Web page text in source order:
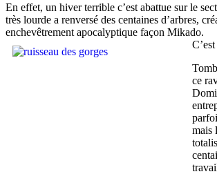
En effet, un hiver terrible c’est abattue sur le
très lourde a renversé des centaines d’arbres,
enchevêtrement apocalyptique façon Mikado.
ce
mais